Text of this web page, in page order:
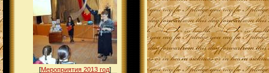
[Мероприятия 2013 год]